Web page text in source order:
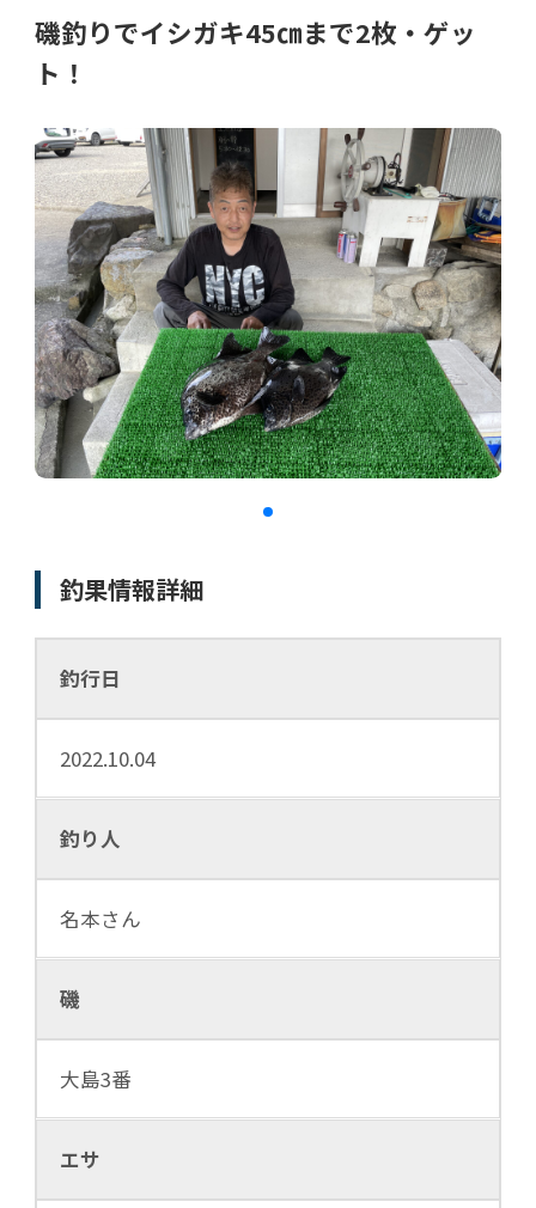
磯釣りでイシガキ45㎝まで2枚・ゲッ
ト！
釣果情報詳細
釣行日
2022.10.04
釣り人
名本さん
磯
大島3番
エサ